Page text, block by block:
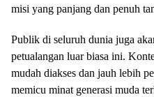
misi yang panjang dan penuh
Publik di seluruh dunia juga
petualangan luar biasa ini.
mudah diakses dan jauh lebih
memicu minat generasi muda